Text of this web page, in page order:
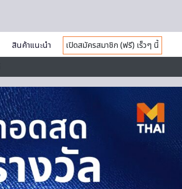
สินค้าแนะนำ
เปิดสมัครสมาชิก (ฟรี) เร็วๆ นี้